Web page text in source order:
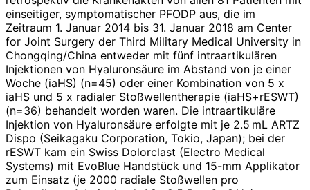
einseitiger, symptomatischer PFODP aus, die im
Zeitraum 1. Januar 2014 bis 31. Januar 2018 am Center
for Joint Surgery der Third Military Medical University in
Chongqing/China entweder mit fünf intraartikulären
Injektionen von Hyaluronsäure im Abstand von je einer
Woche (iaHS) (n=45) oder einer Kombination von 5 x
iaHS und 5 x radialer Stoßwellentherapie (iaHS+rESWT)
(n=36) behandelt worden waren. Die intraartikuläre
Injektion von Hyaluronsäure erfolgte mit je 2.5 mL ARTZ
Dispo (Seikagaku Corporation, Tokio, Japan); bei der
rESWT kam ein Swiss Dolorclast (Electro Medical
Systems) mit EvoBlue Handstück und 15-mm Applikator
zum Einsatz (je 2000 radiale Stoßwellen pro